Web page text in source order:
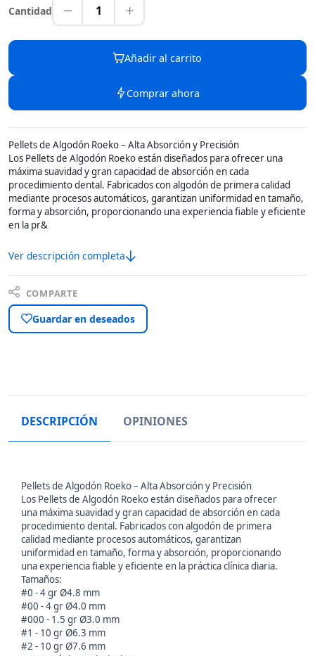
Cantidad 1
Añadir al carrito
Comprar ahora
Pellets de Algodón Roeko – Alta Absorción y Precisión
Los Pellets de Algodón Roeko están diseñados para ofrecer una
máxima suavidad y gran capacidad de absorción en cada
procedimiento dental. Fabricados con algodón de primera calidad
mediante procesos automáticos, garantizan uniformidad en tamaño,
forma y absorción, proporcionando una experiencia fiable y eficiente
en la pr&
Ver descripción completa
COMPARTE
Guardar en deseados
DESCRIPCIÓN OPINIONES
Pellets de Algodón Roeko – Alta Absorción y Precisión
Los Pellets de Algodón Roeko están diseñados para ofrecer
una máxima suavidad y gran capacidad de absorción en cada
procedimiento dental. Fabricados con algodón de primera
calidad mediante procesos automáticos, garantizan
uniformidad en tamaño, forma y absorción, proporcionando
una experiencia fiable y eficiente en la práctica clínica diaria.
Tamaños:
#0 - 4 gr Ø4.8 mm
#00 - 4 gr Ø4.0 mm
#000 - 1.5 gr Ø3.0 mm
#1 - 10 gr Ø6.3 mm
#2 - 10 gr Ø7.6 mm